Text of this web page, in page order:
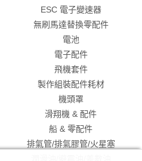
ESC 電子變速器
無刷馬達替換零配件
電池
電子配件
飛機套件
製作組裝配件耗材
機頭罩
滑翔機 & 配件
船 & 零配件
排氣管/排氣膠管/火星塞